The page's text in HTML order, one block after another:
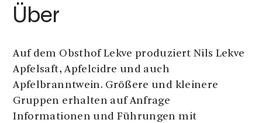
Über
Auf dem Obsthof Lekve produziert Nils Lekve
Apfelsaft, Apfelcidre und auch
Apfelbranntwein. Größere und kleinere
Gruppen erhalten auf Anfrage
Informationen und Führungen mit